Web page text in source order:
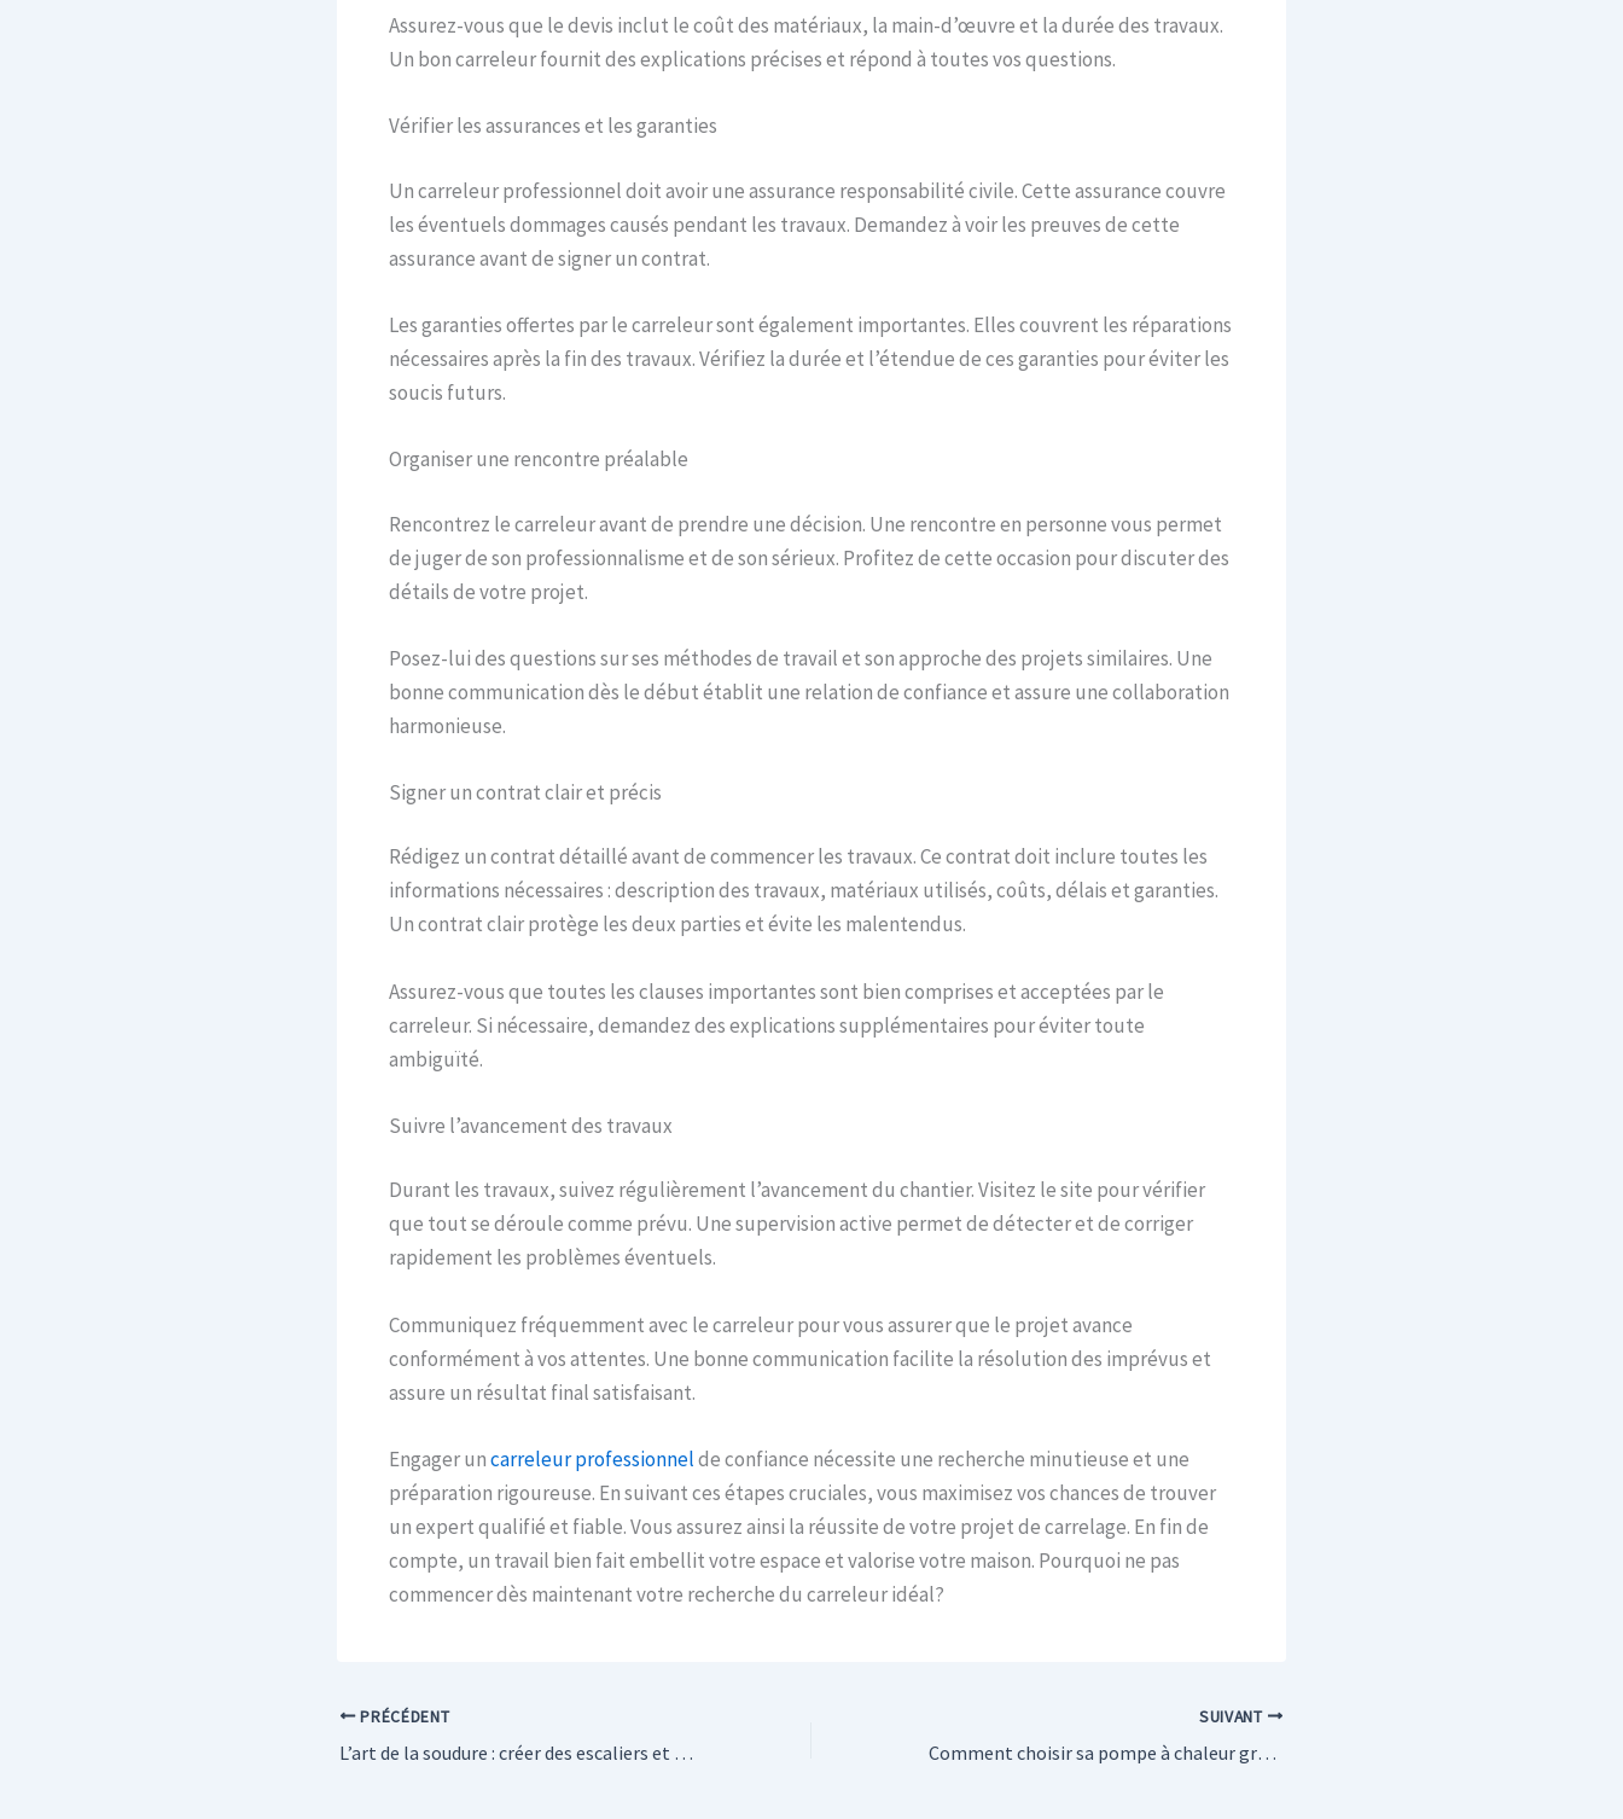
Assurez-vous que le devis inclut le coût des matériaux, la main-d’œuvre et la durée des travaux.
Un bon carreleur fournit des explications précises et répond à toutes vos questions.
Vérifier les assurances et les garanties
Un carreleur professionnel doit avoir une assurance responsabilité civile. Cette assurance couvre
les éventuels dommages causés pendant les travaux. Demandez à voir les preuves de cette
assurance avant de signer un contrat.
Les garanties offertes par le carreleur sont également importantes. Elles couvrent les réparations
nécessaires après la fin des travaux. Vérifiez la durée et l’étendue de ces garanties pour éviter les
soucis futurs.
Organiser une rencontre préalable
Rencontrez le carreleur avant de prendre une décision. Une rencontre en personne vous permet
de juger de son professionnalisme et de son sérieux. Profitez de cette occasion pour discuter des
détails de votre projet.
Posez-lui des questions sur ses méthodes de travail et son approche des projets similaires. Une
bonne communication dès le début établit une relation de confiance et assure une collaboration
harmonieuse.
Signer un contrat clair et précis
Rédigez un contrat détaillé avant de commencer les travaux. Ce contrat doit inclure toutes les
informations nécessaires : description des travaux, matériaux utilisés, coûts, délais et garanties.
Un contrat clair protège les deux parties et évite les malentendus.
Assurez-vous que toutes les clauses importantes sont bien comprises et acceptées par le
carreleur. Si nécessaire, demandez des explications supplémentaires pour éviter toute
ambiguïté.
Suivre l’avancement des travaux
Durant les travaux, suivez régulièrement l’avancement du chantier. Visitez le site pour vérifier
que tout se déroule comme prévu. Une supervision active permet de détecter et de corriger
rapidement les problèmes éventuels.
Communiquez fréquemment avec le carreleur pour vous assurer que le projet avance
conformément à vos attentes. Une bonne communication facilite la résolution des imprévus et
assure un résultat final satisfaisant.
Engager uncarreleur professionnelde confiance nécessite une recherche minutieuse et une
préparation rigoureuse. En suivant ces étapes cruciales, vous maximisez vos chances de trouver
un expert qualifié et fiable. Vous assurez ainsi la réussite de votre projet de carrelage. En fin de
compte, un travail bien fait embellit votre espace et valorise votre maison. Pourquoi ne pas
commencer dès maintenant votre recherche du carreleur idéal?
PRÉCÉDENT
L’art de la soudure : créer des escaliers et garde-corps sur-mesure
SUIVANT
Comment choisir sa pompe à chaleur grâce à l’audit énergétique ?